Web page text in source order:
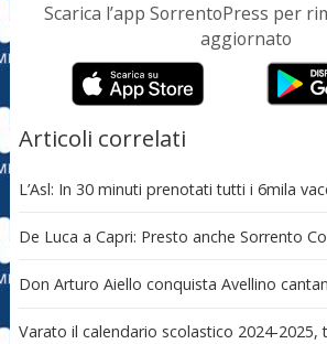
Scarica l’app SorrentoPress per
aggiornato
Articoli correlati
L’Asl: In 30 minuti prenotati tutti i 6mila
De Luca a Capri: Presto anche Sorrento
Don Arturo Aiello conquista Avellino
Varato il calendario scolastico 2024-2025,